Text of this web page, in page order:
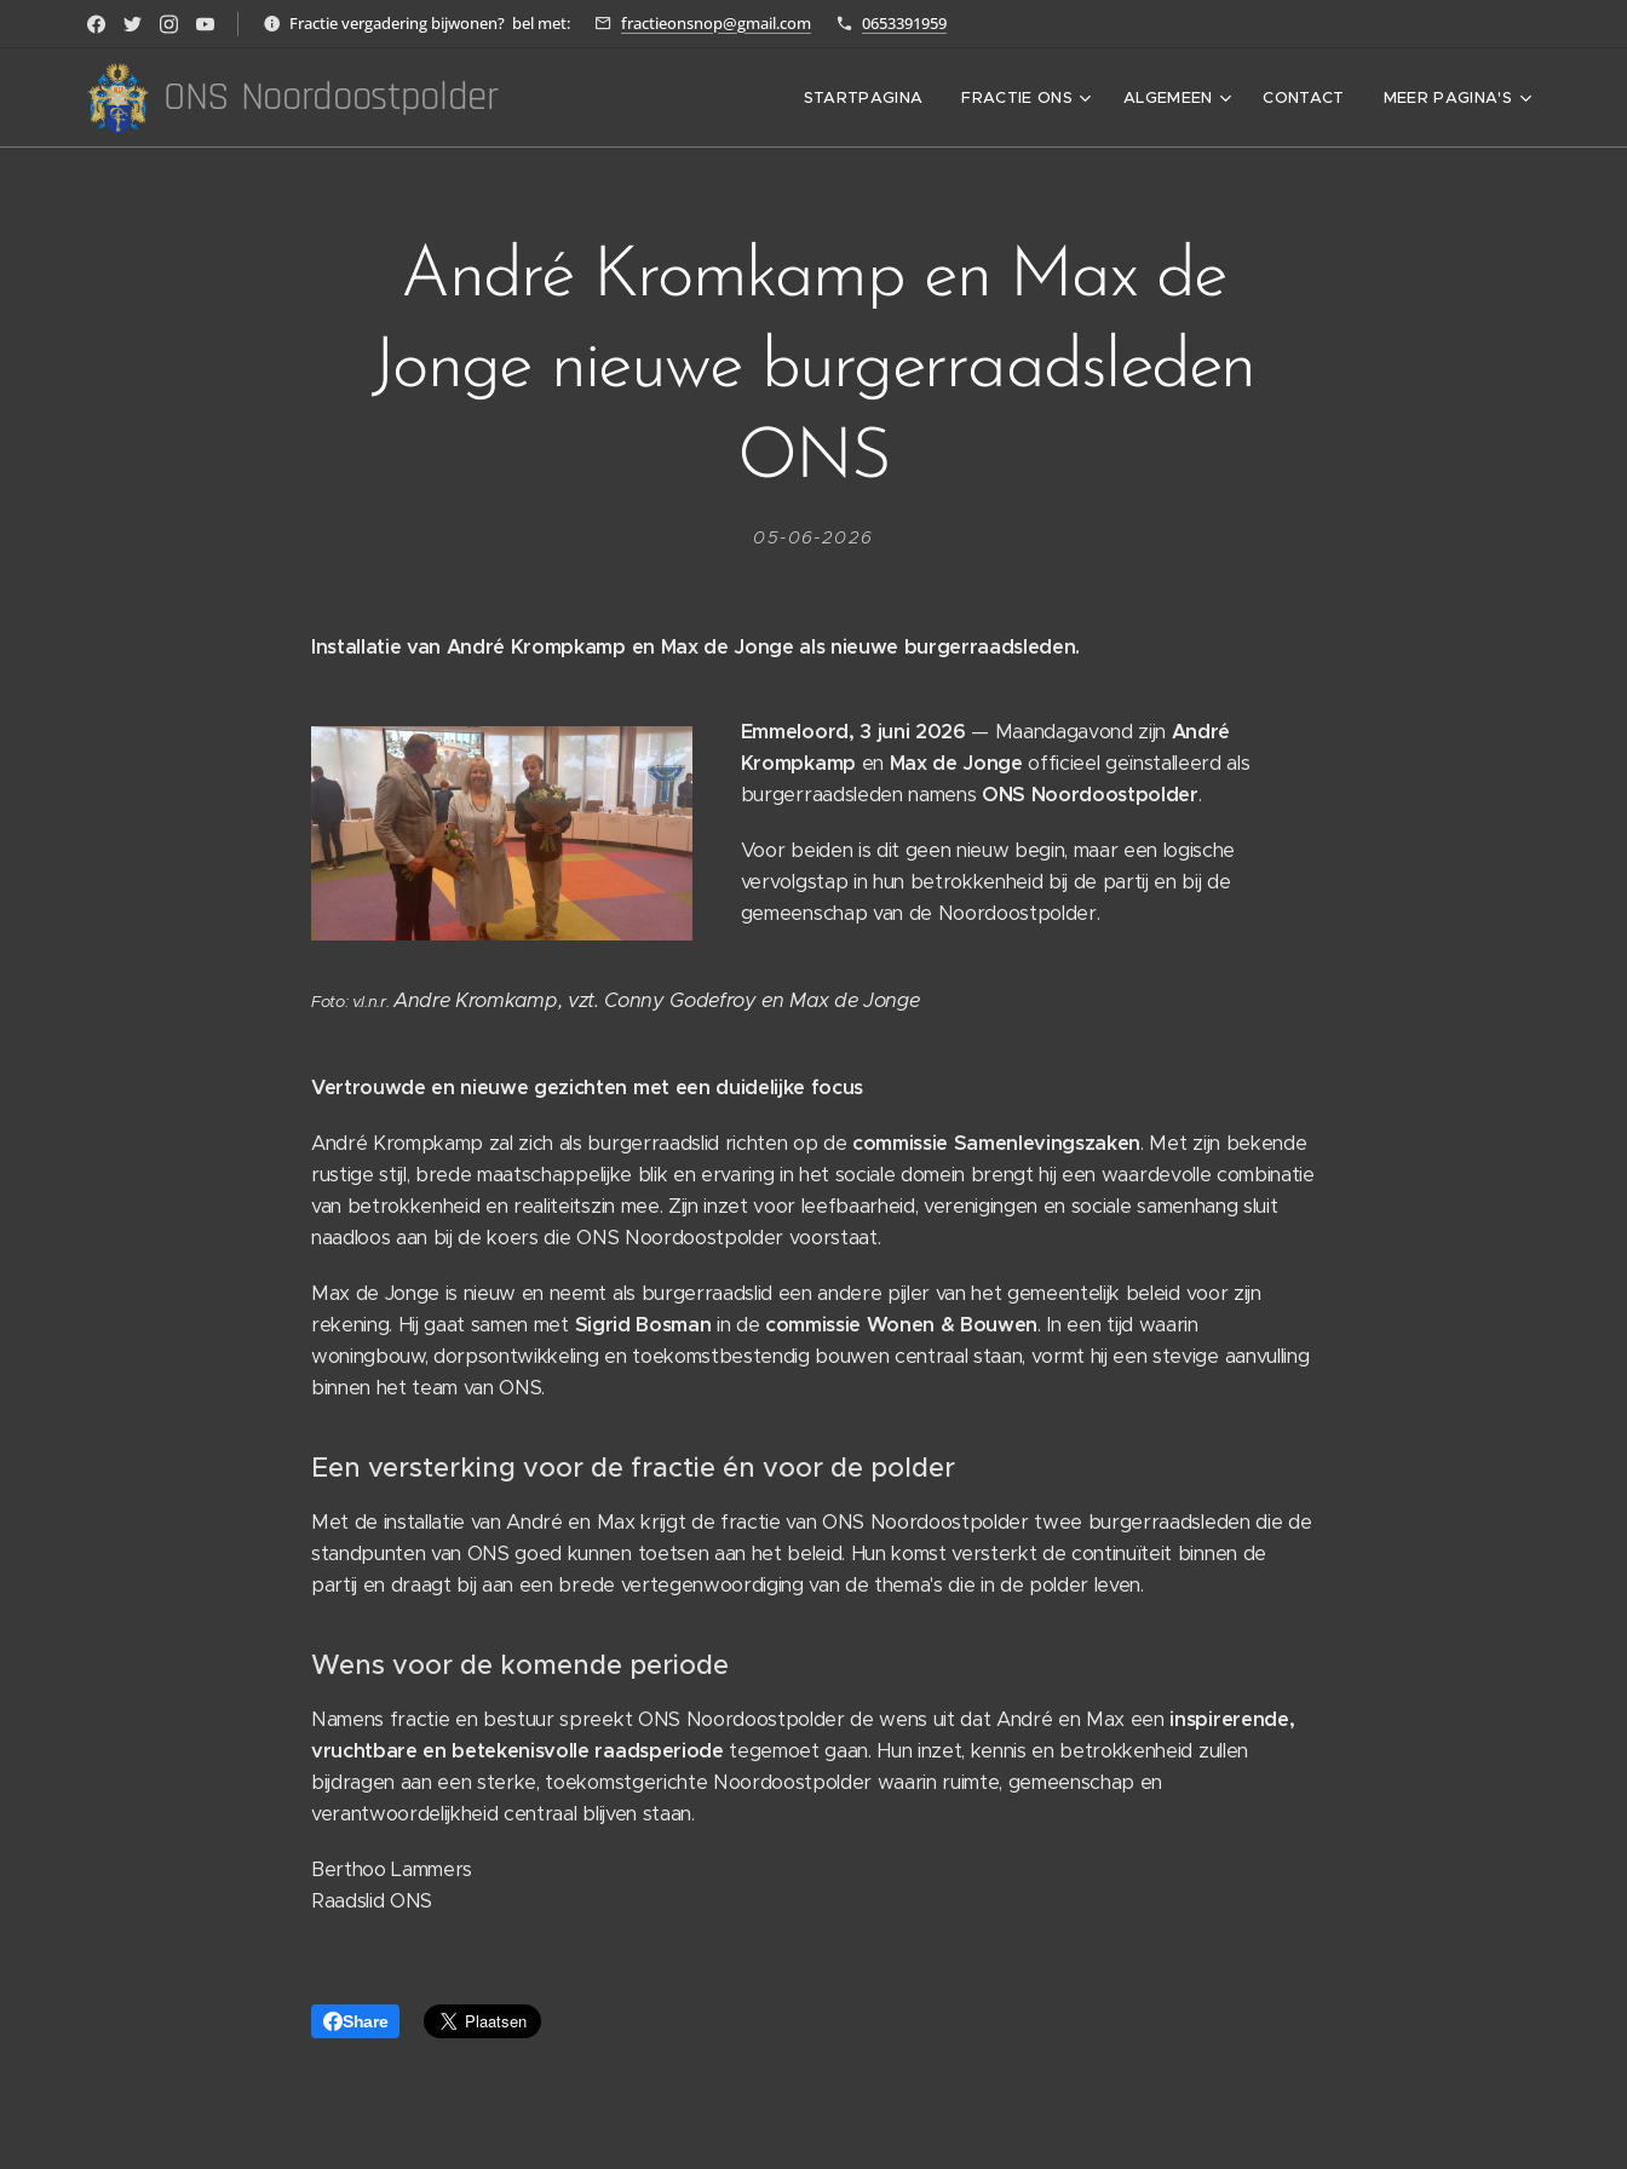
Fractie vergadering bijwonen? bel met: fractieonsnop@gmail.com 0653391959
ONS Noordoostpolder STARTPAGINA FRACTIE ONS ALGEMEEN CONTACT MEER PAGINA'S
André Kromkamp en Max de
Jonge nieuwe burgerraadsleden
ONS
05-06-2026
Installatie van André Krompkamp en Max de Jonge als nieuwe burgerraadsleden.
Emmeloord, 3 juni 2026 — Maandagavond zijn André
Krompkamp en Max de Jonge officieel geïnstalleerd als
burgerraadsleden namens ONS Noordoostpolder.
Voor beiden is dit geen nieuw begin, maar een logische
vervolgstap in hun betrokkenheid bij de partij en bij de
gemeenschap van de Noordoostpolder.
Foto: v.l.n.r.Andre Kromkamp, vzt. Conny Godefroy en Max de Jonge
Vertrouwde en nieuwe gezichten met een duidelijke focus
André Krompkamp zal zich als burgerraadslid richten op de commissie Samenlevingszaken. Met zijn bekende
rustige stijl, brede maatschappelijke blik en ervaring in het sociale domein brengt hij een waardevolle combinatie
van betrokkenheid en realiteitszin mee. Zijn inzet voor leefbaarheid, verenigingen en sociale samenhang sluit
naadloos aan bij de koers die ONS Noordoostpolder voorstaat.
Max de Jonge is nieuw en neemt als burgerraadslid een andere pijler van het gemeentelijk beleid voor zijn
rekening. Hij gaat samen met Sigrid Bosman in de commissie Wonen & Bouwen. In een tijd waarin
woningbouw, dorpsontwikkeling en toekomstbestendig bouwen centraal staan, vormt hij een stevige aanvulling
binnen het team van ONS.
Een versterking voor de fractie én voor de polder
Met de installatie van André en Max krijgt de fractie van ONS Noordoostpolder twee burgerraadsleden die de
standpunten van ONS goed kunnen toetsen aan het beleid. Hun komst versterkt de continuïteit binnen de
partij en draagt bij aan een brede vertegenwoordiging van de thema's die in de polder leven.
Wens voor de komende periode
Namens fractie en bestuur spreekt ONS Noordoostpolder de wens uit dat André en Max een inspirerende,
vruchtbare en betekenisvolle raadsperiode tegemoet gaan. Hun inzet, kennis en betrokkenheid zullen
bijdragen aan een sterke, toekomstgerichte Noordoostpolder waarin ruimte, gemeenschap en
verantwoordelijkheid centraal blijven staan.
Berthoo Lammers
Raadslid ONS
Share